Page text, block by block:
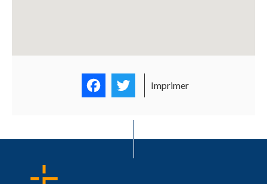
FacebookTwitter
Imprimer